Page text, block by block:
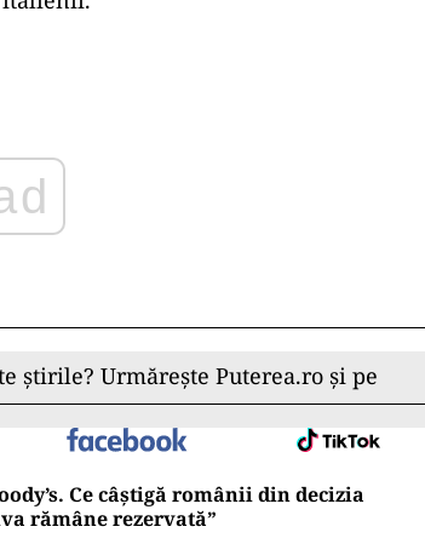
știrile? Urmărește Puterea.ro și pe
Ce câștigă românii din decizia
rămâne rezervată”